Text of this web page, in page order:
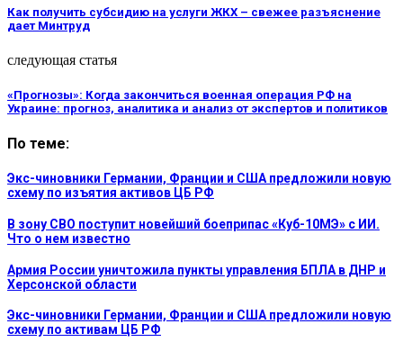
Как получить субсидию на услуги ЖКХ – свежее разъяснение
дает Минтруд
следующая статья
«Прогнозы»: Когда закончиться военная операция РФ на
Украине: прогноз, аналитика и анализ от экспертов и политиков
По теме:
Экс-чиновники Германии, Франции и США предложили новую
схему по изъятия активов ЦБ РФ
В зону СВО поступит новейший боеприпас «Куб-10МЭ» с ИИ.
Что о нем известно
Армия России уничтожила пункты управления БПЛА в ДНР и
Херсонской области
Экс-чиновники Германии, Франции и США предложили новую
схему по активам ЦБ РФ